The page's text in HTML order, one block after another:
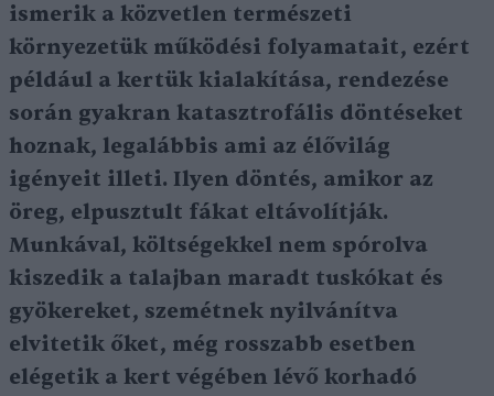
ismerik a közvetlen természeti
környezetük működési folyamatait, ezért
például a kertük kialakítása, rendezése
során gyakran katasztrofális döntéseket
hoznak, legalábbis ami az élővilág
igényeit illeti. Ilyen döntés, amikor az
öreg, elpusztult fákat eltávolítják.
Munkával, költségekkel nem spórolva
kiszedik a talajban maradt tuskókat és
gyökereket, szemétnek nyilvánítva
elvitetik őket, még rosszabb esetben
elégetik a kert végében lévő korhadó